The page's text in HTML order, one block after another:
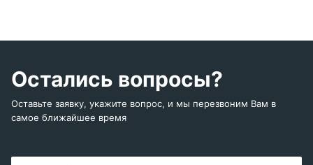
Остались вопросы?
Оставьте заявку, укажите вопрос, и мы перезвоним Вам в
самое ближайшее время